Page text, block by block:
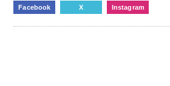
Facebook X Instagram